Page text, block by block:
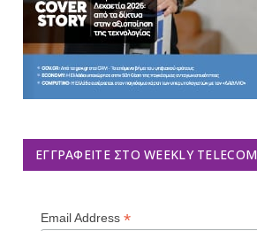
ΕΓΓΡΑΦΕΊΤΕ ΣΤΟ WEEKLY TELECOM
Email Address *